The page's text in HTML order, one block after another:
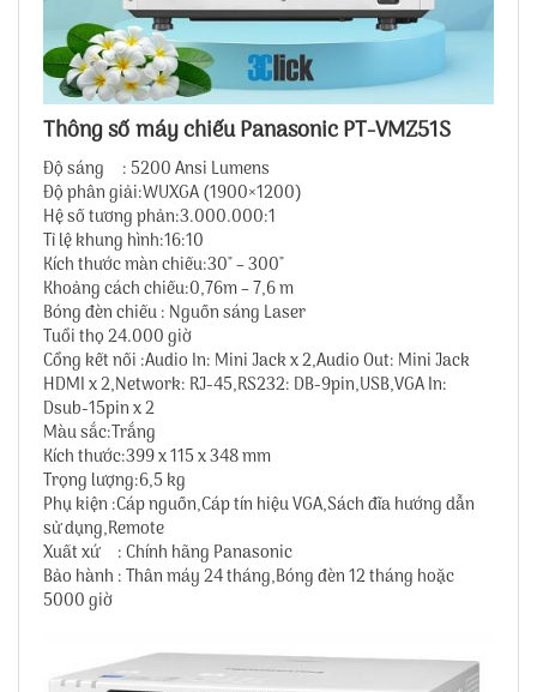
Thông số máy chiếu Panasonic PT-VMZ51S
Độ sáng : 5200 Ansi Lumens
Độ phân giải:WUXGA (1900×1200)
Hệ số tương phản:3.000.000:1
Tỉ lệ khung hình:16:10
Kích thước màn chiếu:30″ – 300″
Khoảng cách chiếu:0,76m – 7,6 m
Bóng đèn chiếu : Nguồn sáng Laser
Tuổi thọ 24.000 giờ
Cổng kết nối :Audio In: Mini Jack x 2,Audio Out: Mini Jack
HDMI x 2,Network: RJ-45,RS232: DB-9pin,USB,VGA In:
Dsub-15pin x 2
Màu sắc:Trắng
Kích thước:399 x 115 x 348 mm
Trọng lượng:6,5 kg
Phụ kiện :Cáp nguồn,Cáp tín hiệu VGA,Sách đĩa hướng dẫn
sử dụng,Remote
Xuất xứ : Chính hãng Panasonic
Bảo hành : Thân máy 24 tháng,Bóng đèn 12 tháng hoặc
5000 giờ